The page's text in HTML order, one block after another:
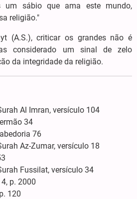
religião."
(A.S.), criticar os grandes não é
considerado um sinal de zelo
da integridade da religião.
Al Imran, versículo 104
34
76
Az-Zumar, versículo 18
Fussilat, versículo 34
p. 2000
120